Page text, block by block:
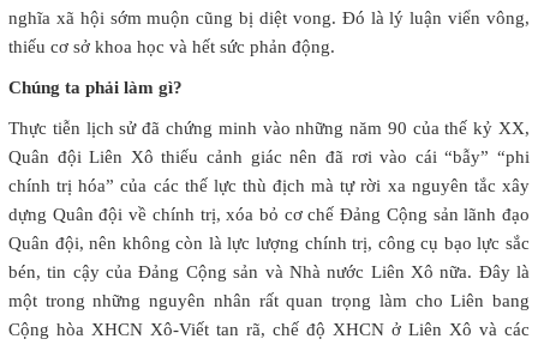
nghĩa xã hội sớm muộn cũng bị diệt vong. Đó là lý luận viển vông,
thiếu cơ sở khoa học và hết sức phản động.
Chúng ta phải làm gì?
Thực tiễn lịch sử đã chứng minh vào những năm 90 của thế kỷ XX,
Quân đội Liên Xô thiếu cảnh giác nên đã rơi vào cái “bẫy” “phi
chính trị hóa” của các thế lực thù địch mà tự rời xa nguyên tắc xây
dựng Quân đội về chính trị, xóa bỏ cơ chế Đảng Cộng sản lãnh đạo
Quân đội, nên không còn là lực lượng chính trị, công cụ bạo lực sắc
bén, tin cậy của Đảng Cộng sản và Nhà nước Liên Xô nữa. Đây là
một trong những nguyên nhân rất quan trọng làm cho Liên bang
Cộng hòa XHCN Xô-Viết tan rã, chế độ XHCN ở Liên Xô và các